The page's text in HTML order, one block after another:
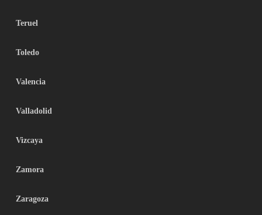
Teruel
Toledo
Valencia
Valladolid
Vizcaya
Zamora
Zaragoza